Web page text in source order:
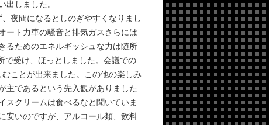
しました。
夜間になるとしのぎやすくなりまし
ート力車の騒音と排気ガスさらには
るためのエネルギッシュな力は随所
で受け、ほっとしました。会議での
ことが出来ました。この他の楽しみ
主であるという先入観がありました
スクリームは食べるなと聞いていま
安いのですが、アルコール類、飲料